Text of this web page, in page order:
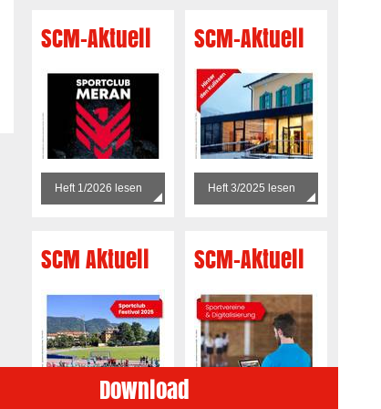
SCM-Aktuell
Heft 1/2026 lesen
SCM-Aktuell
Heft 3/2025 lesen
SCM Aktuell SCM-Aktuell
Download